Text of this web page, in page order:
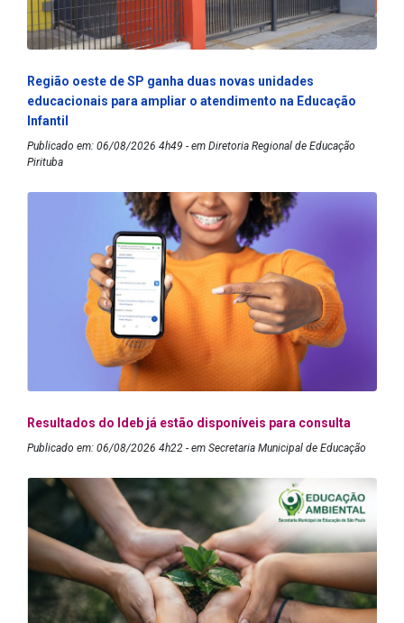
Região oeste de SP ganha duas novas unidades
educacionais para ampliar o atendimento na Educação
Infantil
Publicado em: 06/08/2026 4h49 - em Diretoria Regional de Educação
Pirituba
Resultados do Ideb já estão disponíveis para consulta
Publicado em: 06/08/2026 4h22 - em Secretaria Municipal de Educação